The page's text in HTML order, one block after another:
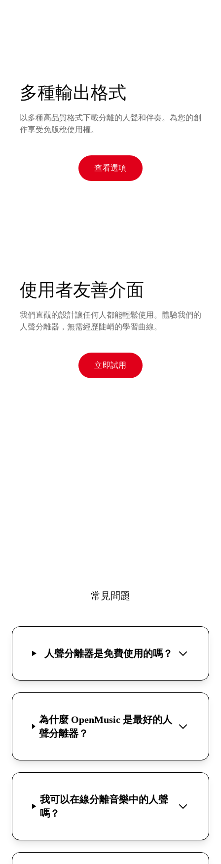
多種輸出格式
以多種高品質格式下載分離的人聲和伴奏。為您的創
作享受免版稅使用權。
查看選項
使用者友善介面
我們直觀的設計讓任何人都能輕鬆使用。體驗我們的
人聲分離器，無需經歷陡峭的學習曲線。
立即試用
常見問題
人聲分離器是免費使用的嗎？
為什麼 OpenMusic 是最好的人
聲分離器？
我可以在線分離音樂中的人聲
嗎？